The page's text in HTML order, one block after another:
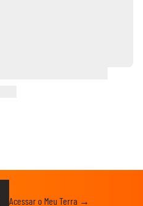
Acessar o Meu Terra →